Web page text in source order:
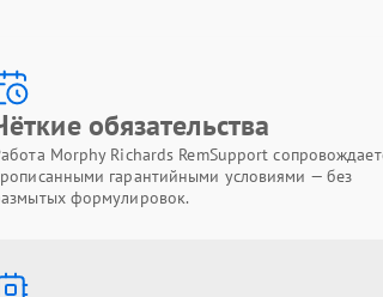
обязательства
Morphy Richards RemSupport
гарантийными условиями — без
формулировок.